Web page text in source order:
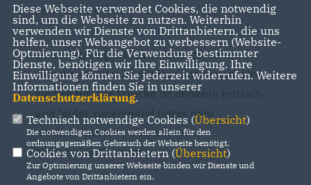
vorstellbar wäre.
Eine weitere gute Nachricht: Die L1160
zwischen Weiler und Unterbettringen wird
ausgebaut! Die Strecke ist ohnehin kritisch
und leidet zunehmend unter dem
wachsenden LKW-Verkehr am
Albaufstieg/Furtlepass.
Diese Webseite verwendet Cookies, die notwendig
sind, um die Webseite zu nutzen. Weiterhin
verwenden wir Dienste von Drittanbietern, die uns
helfen, unser Webangebot zu verbessern (Website-
Optmierung). Für die Verwendung bestimmter
Dienste, benötigen wir Ihre Einwilligung. Ihre
Einwilligung können Sie jederzeit widerrufen. Weitere
Informationen finden Sie in unserer
Datenschutzerklärung.
Technisch notwendige Cookies (Übersicht)
Die notwendigen Cookies werden allein für den
ordnungsgemäßen Gebrauch der Webseite benötigt.
Cookies von Drittanbietern (Übersicht)
Zur Optimierung unserer Webseite binden wir Dienste und
Angebote von Drittanbietern ein.